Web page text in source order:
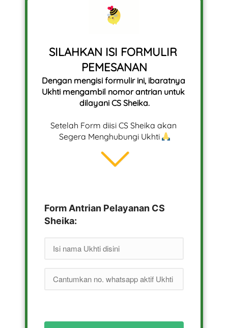
SILAHKAN ISI FORMULIR
PEMESANAN
Dengan mengisi formulir ini, ibaratnya
Ukhti mengambil nomor antrian untuk
dilayani CS Sheika.
Setelah Form diisi CS Sheika akan
Segera Menghubungi Ukhti
Form Antrian Pelayanan CS
Sheika: